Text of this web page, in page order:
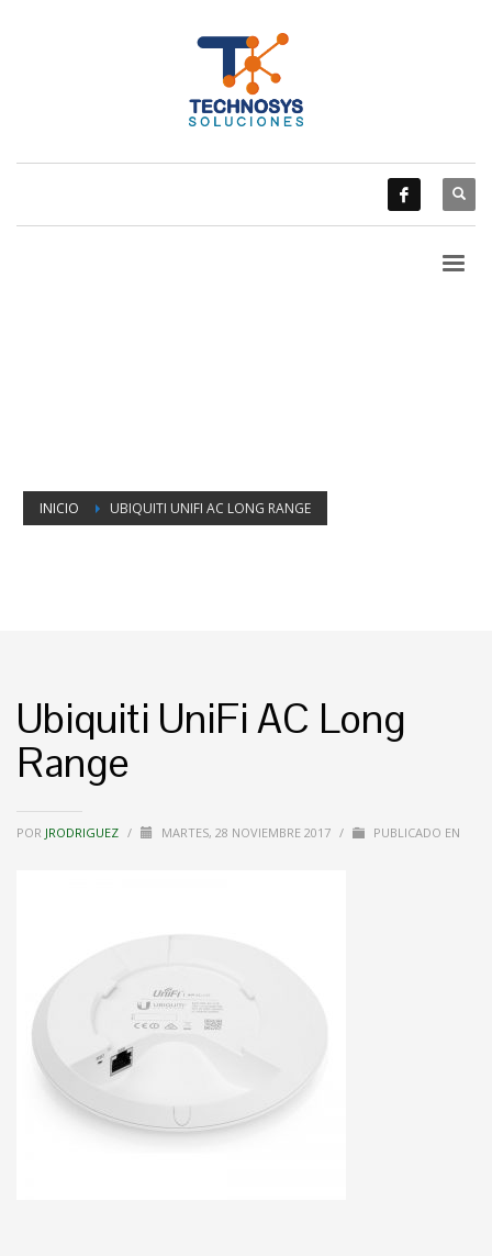
INICIO UBIQUITI UNIFI AC LONG RANGE
Ubiquiti UniFi AC Long
Range
POR JRODRIGUEZ / MARTES, 28 NOVIEMBRE 2017 / PUBLICADO EN